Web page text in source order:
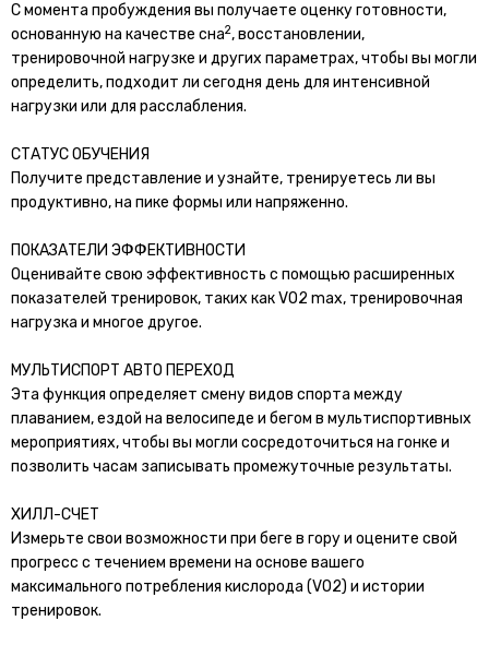
С момента пробуждения вы получаете оценку готовности,
основанную на качестве сна2, восстановлении,
тренировочной нагрузке и других параметрах, чтобы вы могли
определить, подходит ли сегодня день для интенсивной
нагрузки или для расслабления.
СТАТУС ОБУЧЕНИЯ
Получите представление и узнайте, тренируетесь ли вы
продуктивно, на пике формы или напряженно.
ПОКАЗАТЕЛИ ЭФФЕКТИВНОСТИ
Оценивайте свою эффективность с помощью расширенных
показателей тренировок, таких как VO2 max, тренировочная
нагрузка и многое другое.
МУЛЬТИСПОРТ АВТО ПЕРЕХОД
Эта функция определяет смену видов спорта между
плаванием, ездой на велосипеде и бегом в мультиспортивных
мероприятиях, чтобы вы могли сосредоточиться на гонке и
позволить часам записывать промежуточные результаты.
ХИЛЛ-СЧЕТ
Измерьте свои возможности при беге в гору и оцените свой
прогресс с течением времени на основе вашего
максимального потребления кислорода (VO2) и истории
тренировок.